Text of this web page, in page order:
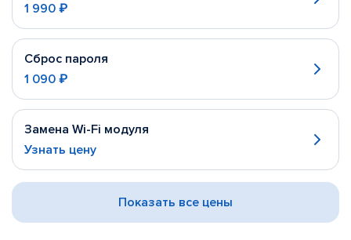
1 990 ₽
Сброс пароля
1 090 ₽
Замена Wi-Fi модуля
Узнать цену
Показать все цены